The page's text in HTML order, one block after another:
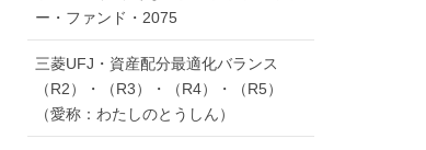
ー・ファンド・2075
三菱UFJ・資産配分最適化バランス
（R2）・（R3）・（R4）・（R5）
（愛称：わたしのとうしん）